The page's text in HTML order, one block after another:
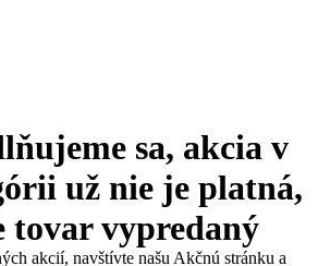
sa, akcia v
už nie je platná,
tovar vypredaný
akcií, navštívte našu Akčnú stránku a